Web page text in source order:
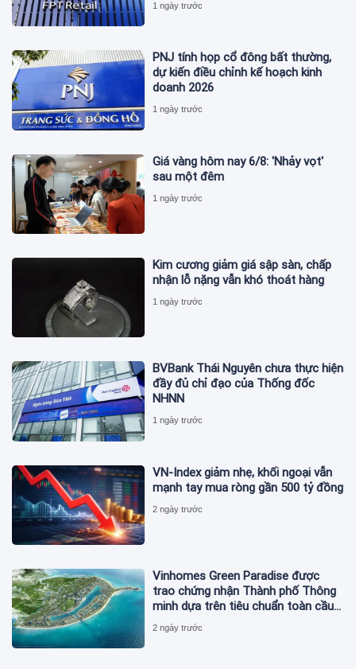
1 ngày trước
PNJ tính họp cổ đông bất thường,
dự kiến điều chỉnh kế hoạch kinh
doanh 2026
1 ngày trước
Giá vàng hôm nay 6/8: 'Nhảy vọt'
sau một đêm
1 ngày trước
Kim cương giảm giá sập sàn, chấp
nhận lỗ nặng vẫn khó thoát hàng
1 ngày trước
BVBank Thái Nguyên chưa thực hiện
đầy đủ chỉ đạo của Thống đốc
NHNN
1 ngày trước
VN-Index giảm nhẹ, khối ngoại vẫn
mạnh tay mua ròng gần 500 tỷ đồng
2 ngày trước
Vinhomes Green Paradise được
trao chứng nhận Thành phố Thông
minh dựa trên tiêu chuẩn toàn cầu
ISO 37122
2 ngày trước